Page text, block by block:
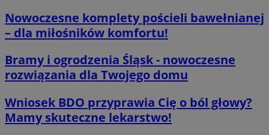
Nowoczesne komplety pościeli bawełnianej
– dla miłośników komfortu!
Bramy i ogrodzenia Śląsk - nowoczesne
rozwiązania dla Twojego domu
Wniosek BDO przyprawia Cię o ból głowy?
Mamy skuteczne lekarstwo!
__cf_bm
Cloudflare
Inc.
29 minut 59